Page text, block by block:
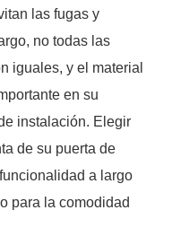
las fugas y
no todas las
iguales, y el material
en su
instalación. Elegir
de su puerta de
a largo
para la comodidad